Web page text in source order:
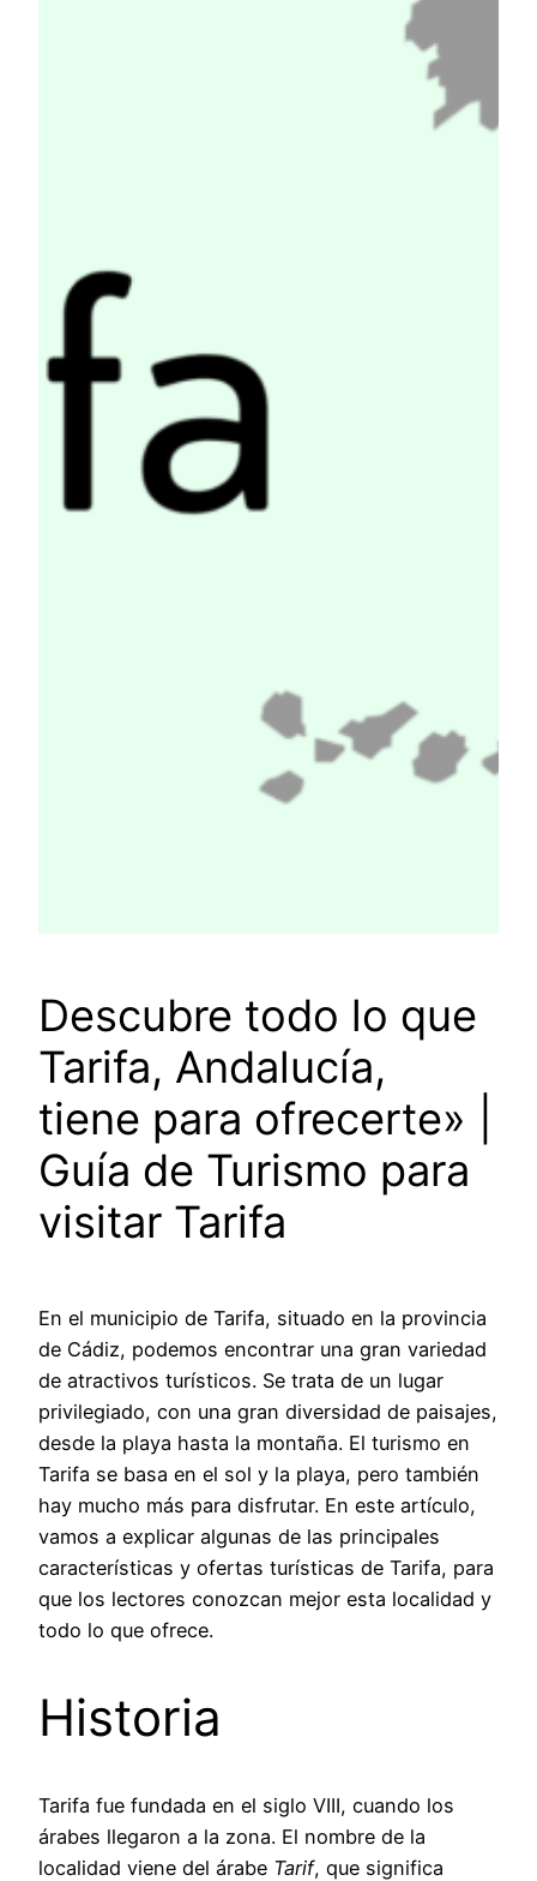
Descubre todo lo que
Tarifa, Andalucía,
tiene para ofrecerte» |
Guía de Turismo para
visitar Tarifa
En el municipio de Tarifa, situado en la provincia
de Cádiz, podemos encontrar una gran variedad
de atractivos turísticos. Se trata de un lugar
privilegiado, con una gran diversidad de paisajes,
desde la playa hasta la montaña. El turismo en
Tarifa se basa en el sol y la playa, pero también
hay mucho más para disfrutar. En este artículo,
vamos a explicar algunas de las principales
características y ofertas turísticas de Tarifa, para
que los lectores conozcan mejor esta localidad y
todo lo que ofrece.
Historia
Tarifa fue fundada en el siglo VIII, cuando los
árabes llegaron a la zona. El nombre de la
localidad viene del árabe Tarif, que significa